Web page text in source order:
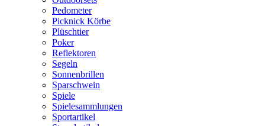
Pedometer
Picknick Körbe
Plüschtier
Poker
Reflektoren
Segeln
Sonnenbrillen
Sparschwein
Spiele
Spielesammlungen
Sportartikel